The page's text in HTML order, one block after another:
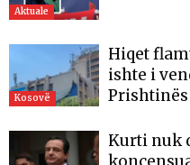
Aktuale
Kosovë
Hiqet
ishte i
Prishtinës
Kurti nuk